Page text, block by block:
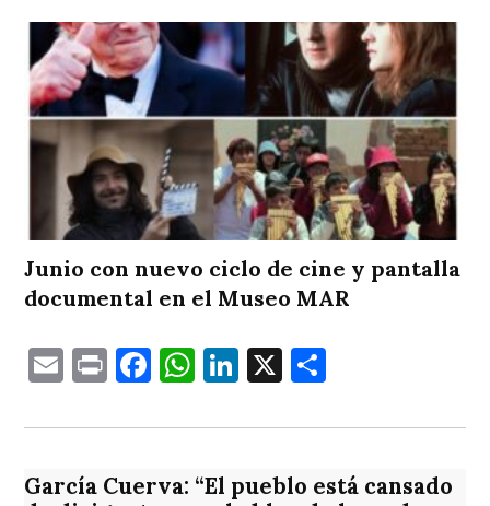
Junio con nuevo ciclo de cine y pantalla
documental en el Museo MAR
EmailPrintFacebook
WhatsApp
LinkedIn
X
García Cuerva: “El pueblo está cansado